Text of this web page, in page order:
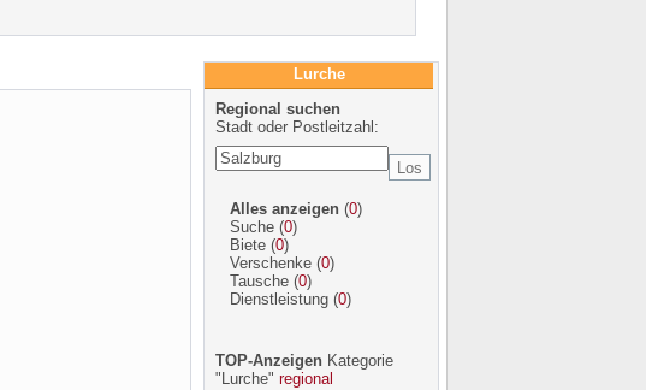
Lurche
Regional suchen
Stadt oder Postleitzahl:
Alles anzeigen(0)
Suche(0)
Biete(0)
Verschenke(0)
Tausche(0)
Dienstleistung(0)
TOP-AnzeigenKategorie
"Lurche" regional